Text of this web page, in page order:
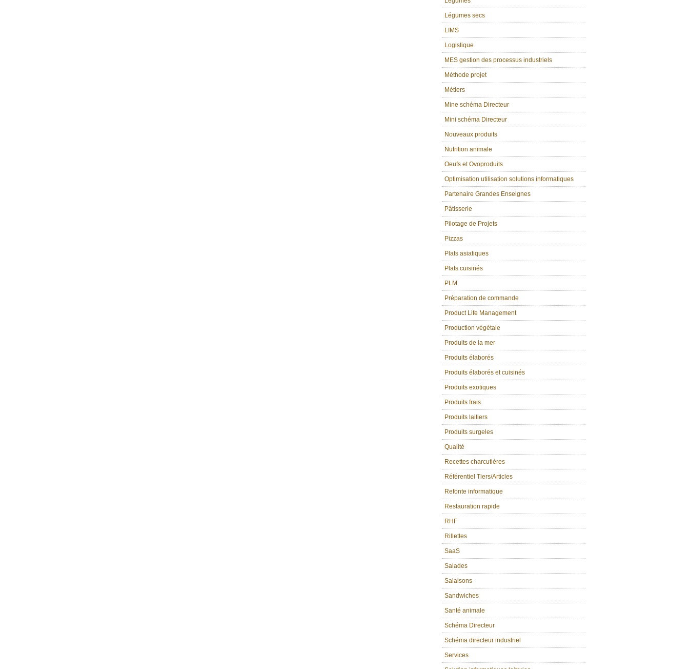
Légumes secs
LIMS
Logistique
MES gestion des processus industriels
Méthode projet
Métiers
Mine schéma Directeur
Mini schéma Directeur
Nouveaux produits
Nutrition animale
Oeufs et Ovoproduits
Optimisation utilisation solutions informatiques
Partenaire Grandes Enseignes
Pâtisserie
Pilotage de Projets
Pizzas
Plats asiatiques
Plats cuisinés
PLM
Préparation de commande
Product Life Management
Production végétale
Produits de la mer
Produits élaborés
Produits élaborés et cuisinés
Produits exotiques
Produits frais
Produits laitiers
Produits surgeles
Qualité
Recettes charcutières
Référentiel Tiers/Articles
Refonte informatique
Restauration rapide
RHF
Rillettes
SaaS
Salades
Salaisons
Sandwiches
Santé animale
Schéma Directeur
Schéma directeur industriel
Services